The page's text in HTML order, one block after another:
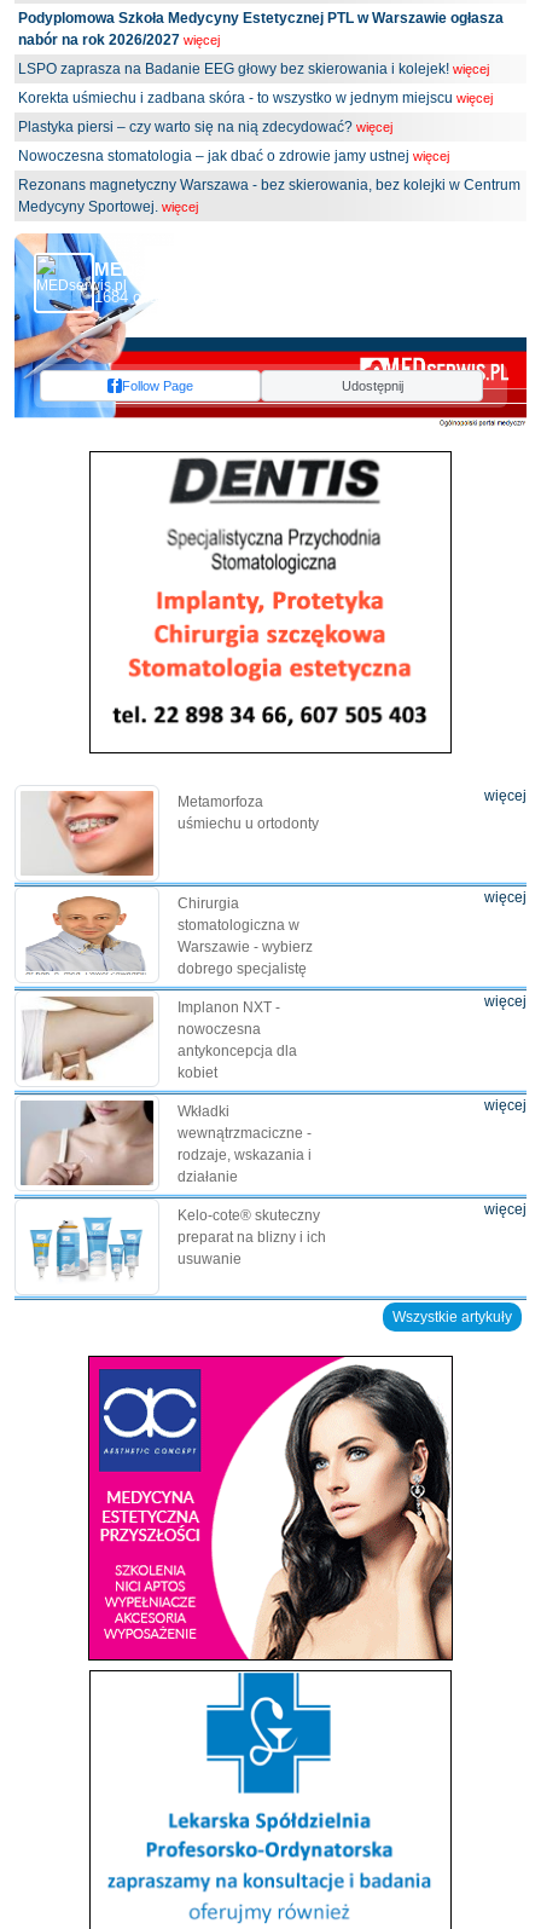
Podyplomowa Szkoła Medycyny Estetycznej PTL w Warszawie ogłasza
nabór na rok 2026/2027 więcej
LSPO zaprasza na Badanie EEG głowy bez skierowania i kolejek! więcej
Korekta uśmiechu i zadbana skóra - to wszystko w jednym miejscu więcej
Plastyka piersi – czy warto się na nią zdecydować? więcej
Nowoczesna stomatologia – jak dbać o zdrowie jamy ustnej więcej
Rezonans magnetyczny Warszawa - bez skierowania, bez kolejki w Centrum
Medycyny Sportowej. więcej
MEDserwis.pl - Ogólnopolski Portal Medyczny
1684 obserwujących
Follow Page Udostępnij
Metamorfoza
uśmiechu u ortodonty
więcej
Chirurgia
stomatologiczna w
Warszawie - wybierz
dobrego specjalistę
więcej
Implanon NXT -
nowoczesna
antykoncepcja dla
kobiet
więcej
Wkładki
wewnątrzmaciczne -
rodzaje, wskazania i
działanie
więcej
Kelo-cote® skuteczny
preparat na blizny i ich
usuwanie
więcej
Wszystkie artykuły